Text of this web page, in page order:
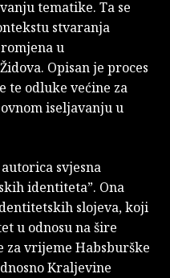
tematike. Ta se
stvaranja
u
Opisan je proces
te odluke većine za
iseljavanju u
svjesna
identiteta”. Ona
slojeva, koji
u odnosu na šire
vrijeme Habsburške
Kraljevine